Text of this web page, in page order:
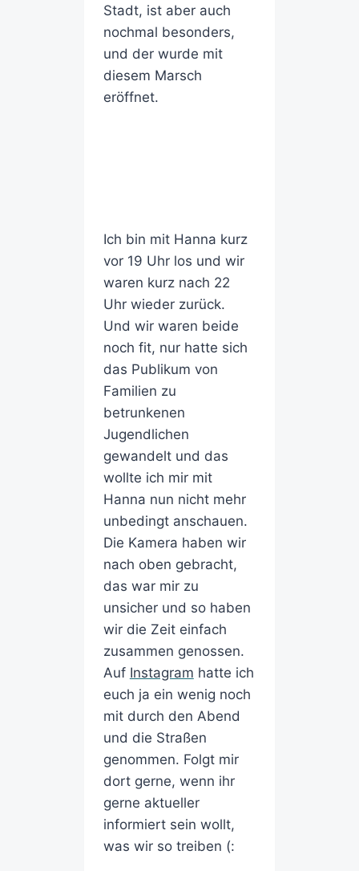
Stadt, ist aber auch
nochmal besonders,
und der wurde mit
diesem Marsch
eröffnet.
Ich bin mit Hanna kurz
vor 19 Uhr los und wir
waren kurz nach 22
Uhr wieder zurück.
Und wir waren beide
noch fit, nur hatte sich
das Publikum von
Familien zu
betrunkenen
Jugendlichen
gewandelt und das
wollte ich mir mit
Hanna nun nicht mehr
unbedingt anschauen.
Die Kamera haben wir
nach oben gebracht,
das war mir zu
unsicher und so haben
wir die Zeit einfach
zusammen genossen.
Auf Instagram hatte ich
euch ja ein wenig noch
mit durch den Abend
und die Straßen
genommen. Folgt mir
dort gerne, wenn ihr
gerne aktueller
informiert sein wollt,
was wir so treiben (: